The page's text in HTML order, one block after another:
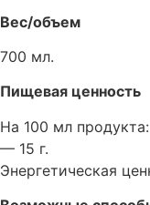
Вес/объем
700 мл.
Пищевая ценность
На 100 мл
— 15 г.
Энергетическая